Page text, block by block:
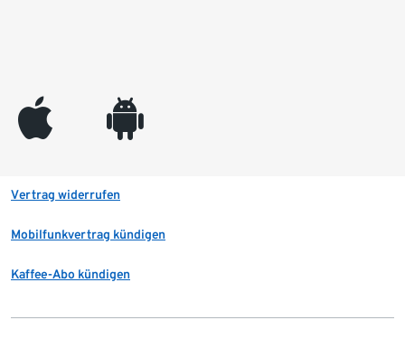
appleinc android
Vertrag widerrufen
Mobilfunkvertrag kündigen
Kaffee-Abo kündigen